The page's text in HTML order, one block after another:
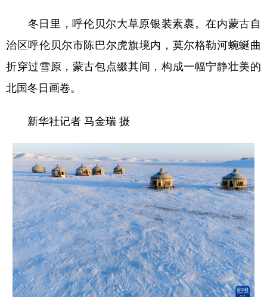
冬日里，呼伦贝尔大草原银装素裹。在内蒙古自
治区呼伦贝尔市陈巴尔虎旗境内，莫尔格勒河蜿蜒曲
折穿过雪原，蒙古包点缀其间，构成一幅宁静壮美的
北国冬日画卷。
新华社记者 马金瑞 摄